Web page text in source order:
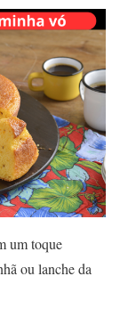
um toque
ou lanche da